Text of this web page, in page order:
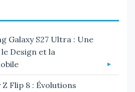
Galaxy S27 Ultra : Une
Design et la
Z Flip 8 : Évolutions